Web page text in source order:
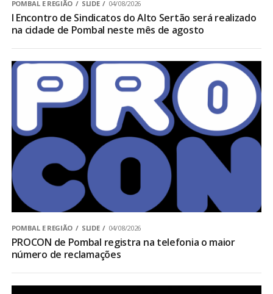
POMBAL E REGIÃO SLIDE 04/08/2026
I Encontro de Sindicatos do Alto Sertão será realizado
na cidade de Pombal neste mês de agosto
POMBAL E REGIÃO SLIDE 04/08/2026
PROCON de Pombal registra na telefonia o maior
número de reclamações